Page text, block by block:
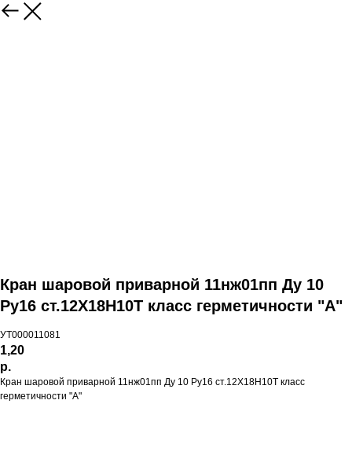
Кран шаровой приварной 11нж01пп Ду 10
Ру16 ст.12Х18Н10Т класс герметичности "А"
УТ000011081
1,20
р.
Кран шаровой приварной 11нж01пп Ду 10 Ру16 ст.12Х18Н10Т класс
герметичности "А"